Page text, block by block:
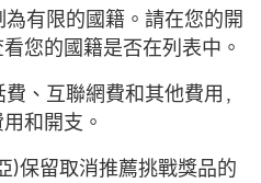
有限的國籍。請在您的開
您的國籍是否在列表中。
、互聯網費和其他費用，
和開支。
)保留取消推薦挑戰獎品的